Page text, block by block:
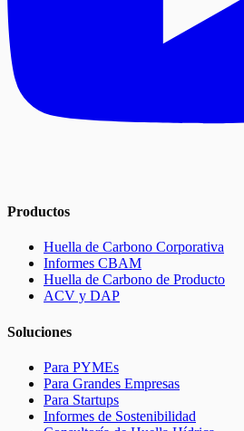
Productos
Huella de Carbono Corporativa
Informes CBAM
Huella de Carbono de Producto
ACV y DAP
Soluciones
Para PYMEs
Para Grandes Empresas
Para Startups
Informes de Sostenibilidad